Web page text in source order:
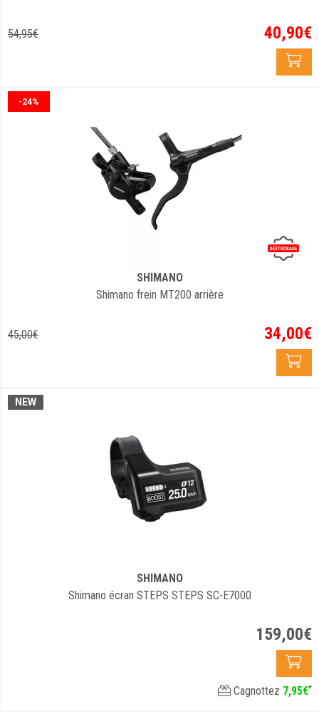
54,95€ 40,90€
-24%
SHIMANO
Shimano frein MT200 arrière
45,00€ 34,00€
NEW
SHIMANO
Shimano écran STEPS STEPS SC-E7000
159,00€
Cagnottez 7,95€*